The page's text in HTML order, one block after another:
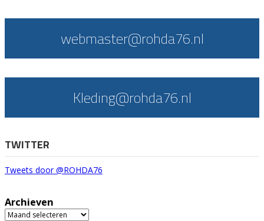
webmaster@rohda76.nl
Kleding@rohda76.nl
TWITTER
Tweets door @ROHDA76
Archieven
Archieven